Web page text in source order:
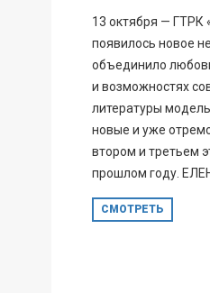
13 октября — ГТРК
появилось новое
объединило
и возможностях
литературы
новые и уже
втором и третьем
прошлом году.
СМОТРЕТЬ